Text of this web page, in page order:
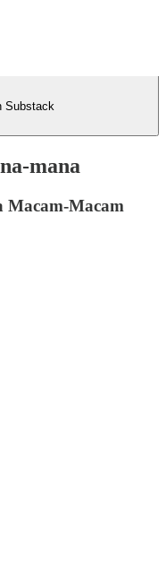
Substack
mana
Macam-Macam